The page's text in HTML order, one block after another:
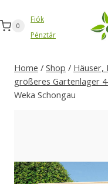
Inhalt
springen
0
Fiók
Pénztár
Home / Shop / Häuser,
größeres Gartenlager
Weka Schongau